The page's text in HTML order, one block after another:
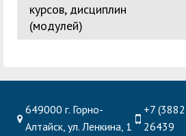
курсов, дисциплин
(модулей)
649000 г. Горно-
Алтайск, ул. Ленкина, 1
+7
26439